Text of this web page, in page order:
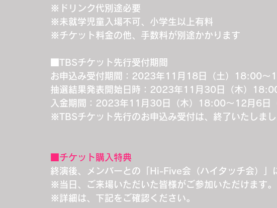
※ドリンク代別途必要
※未就学児童入場不可、小学生以上有料
※チケット料金の他、手数料が別途かかります
■TBSチケット先行受付期間
お申込み受付期間：2023年11月18日（土）18:00～
抽選結果発表開始日時：2023年11月30日（木）
入金期間：2023年11月30日（木）18:00～12月6日
※TBSチケット先行のお申込み受付は、終了いたしまし
■チケット購入特典
終演後、メンバーとの「Hi-Five会（ハイタッチ会）」
※当日、ご来場いただいた皆様がご参加いただけます。
※詳細は、下記をご確認ください。